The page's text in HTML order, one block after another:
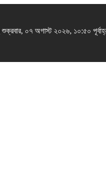
শুক্রবার, ০৭ অগাস্ট ২০২৬, ১০:৫০